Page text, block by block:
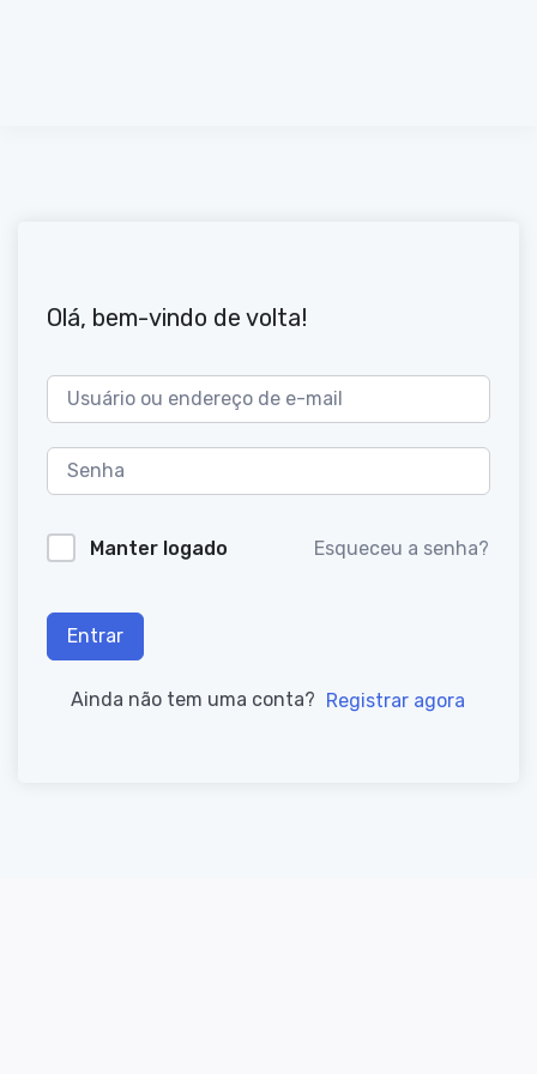
Olá, bem-vindo de volta!
Manter logado Esqueceu a senha?
Entrar
Ainda não tem uma conta? Registrar agora